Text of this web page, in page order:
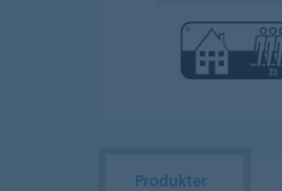
Produkter